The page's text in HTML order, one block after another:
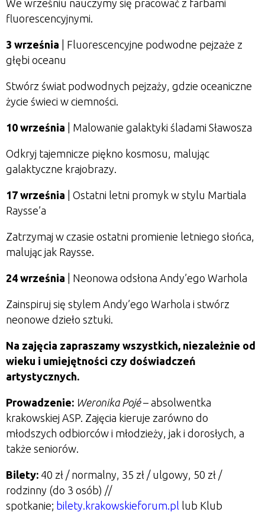
We wrześniu nauczymy się pracować z farbami
fluorescencyjnymi.
3 września
Fluorescencyjne podwodne pejzaże z
głębi oceanu
Stwórz świat podwodnych pejzaży, gdzie oceaniczne
życie świeci w ciemności.
10 września Malowanie galaktyki śladami Sławosza
Odkryj tajemnicze piękno kosmosu, malując
galaktyczne krajobrazy.
17 września
Ostatni letni promyk w stylu Martiala
Raysse’a
Zatrzymaj w czasie ostatni promienie letniego słońca,
malując jak Raysse.
24 września Neonowa odsłona Andy’ego Warhola
Zainspiruj się stylem Andy’ego Warhola i stwórz
neonowe dzieło sztuki.
Na zajęcia zapraszamy wszystkich, niezależnie od
wieku i umiejętności czy doświadczeń
artystycznych.
Prowadzenie: Weronika Pojé– absolwentka
krakowskiej ASP. Zajęcia kieruje zarówno do
młodszych odbiorców i młodzieży, jak i dorosłych, a
także seniorów.
Bilety: 40 zł / normalny, 35 zł / ulgowy, 50 zł /
rodzinny (do 3 osób) //
spotkanie; bilety.krakowskieforum.pl lub Klub